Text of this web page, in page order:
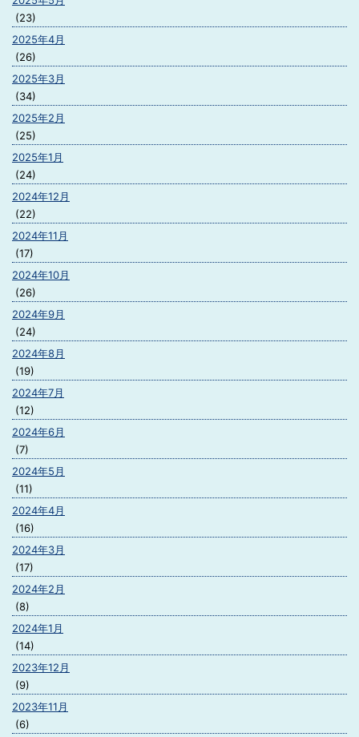
(23)
2025年4月
(26)
2025年3月
(34)
2025年2月
(25)
2025年1月
(24)
2024年12月
(22)
2024年11月
(17)
2024年10月
(26)
2024年9月
(24)
2024年8月
(19)
2024年7月
(12)
2024年6月
(7)
2024年5月
(11)
2024年4月
(16)
2024年3月
(17)
2024年2月
(8)
2024年1月
(14)
2023年12月
(9)
2023年11月
(6)